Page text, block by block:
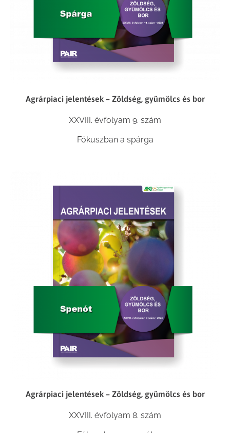
Agrárpiaci jelentések – Zöldség, gyümölcs és bor
XXVIII. évfolyam 9. szám
Fókuszban a spárga
Agrárpiaci jelentések – Zöldség, gyümölcs és bor
XXVIII. évfolyam 8. szám